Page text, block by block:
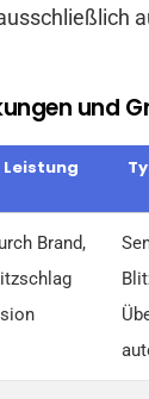
und
Brand,